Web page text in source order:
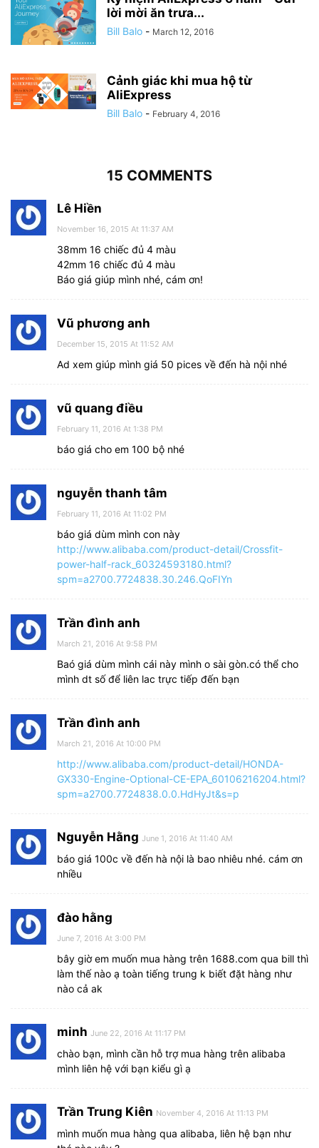
lời mời ăn trưa...
Bill Balo - March 12, 2016
Cảnh giác khi mua hộ từ
AliExpress
Bill Balo - February 4, 2016
15 COMMENTS
Lê Hiền
November 16, 2015 At 11:37 AM
38mm 16 chiếc đủ 4 màu
42mm 16 chiếc đủ 4 màu
Báo giá giúp mình nhé, cám ơn!
Vũ phương anh
December 15, 2015 At 11:52 AM
Ad xem giúp mình giá 50 pices về đến hà nội nhé
vũ quang điều
February 11, 2016 At 1:38 PM
báo giá cho em 100 bộ nhé
nguyễn thanh tâm
February 11, 2016 At 11:02 PM
báo giá dùm mình con này
http://www.alibaba.com/product-detail/Crossfit-
power-half-rack_60324593180.html?
spm=a2700.7724838.30.246.QoFIYn
Trần đình anh
March 21, 2016 At 9:58 PM
Baó giá dùm mình cái này mình o sài gòn.có thể cho
mình dt số để liên lac trực tiếp đến bạn
Trần đình anh
March 21, 2016 At 10:00 PM
http://www.alibaba.com/product-detail/HONDA-
GX330-Engine-Optional-CE-EPA_60106216204.html?
spm=a2700.7724838.0.0.HdHyJt&s=p
Nguyễn Hằng June 1, 2016 At 11:40 AM
báo giá 100c về đến hà nội là bao nhiêu nhé. cám ơn
nhiều
đào hằng
June 7, 2016 At 3:00 PM
bây giờ em muốn mua hàng trên 1688.com qua bill thì
làm thế nào ạ toàn tiếng trung k biết đặt hàng như
nào cả ak
minh June 22, 2016 At 11:17 PM
chào bạn, mình cần hỗ trợ mua hàng trên alibaba
mình liên hệ với bạn kiểu gì ạ
Trần Trung Kiên November 4, 2016 At 11:13 PM
mình muốn mua hàng qua alibaba, liên hệ bạn như